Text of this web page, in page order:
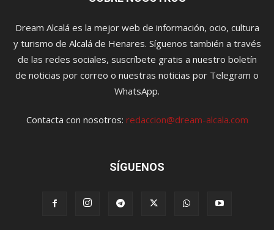
Dream Alcalá es la mejor web de información, ocio, cultura
y turismo de Alcalá de Henares. Síguenos también a través
de las redes sociales, suscríbete gratis a nuestro boletín
de noticias por correo o nuestras noticias por Telegram o
WhatsApp.
Contacta con nosotros: redaccion@dream-alcala.com
SÍGUENOS